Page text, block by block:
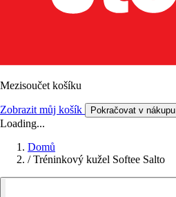
Mezisoučet košíku
Zobrazit můj košík Pokračovat v nákupu
Loading...
Domů
/ Tréninkový kužel Softee Salto